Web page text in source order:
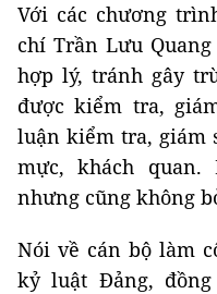
Với các chương
chí Trần Lưu
hợp lý, tránh gây
được kiểm tra,
luận kiểm tra, giám
mực, khách
nhưng cũng không
Nói về cán bộ làm
kỷ luật Đảng,